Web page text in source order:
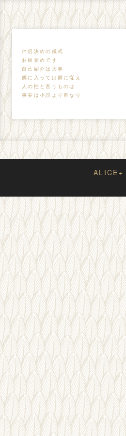
伴侶決めの儀式
お目覚めです
自己紹介は大事
郷に入っては郷に従え
人の性と言うものは
事実は小説より奇なり
ALICE+